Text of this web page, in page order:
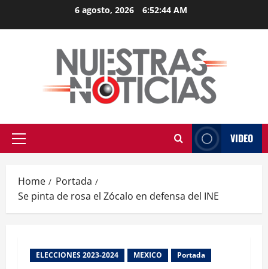
6 agosto, 2026 6:52:45 AM
Primary
VIDEO
Home
Portada
Se pinta de rosa el Zócalo en defensa del INE
ELECCIONES 2023-2024 MEXICO Portada